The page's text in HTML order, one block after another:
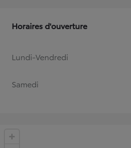
Horaires d'ouverture
Lundi-Vendredi
Samedi